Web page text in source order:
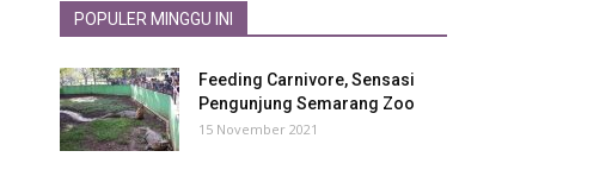
POPULER MINGGU INI
Feeding Carnivore, Sensasi
Pengunjung Semarang Zoo
15 November 2021